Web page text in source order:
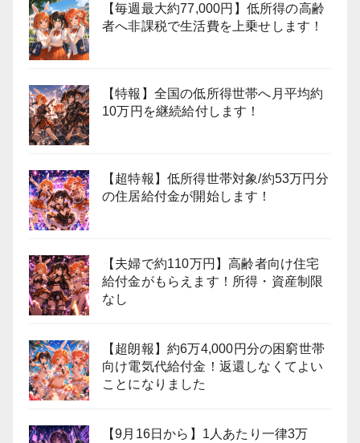
【毎週最大約77,000円】低所得の高齢
者へ非課税で生活費を上乗せします！
【特報】全国の低所得世帯へ月平均約
10万円を継続給付します！
【超特報】低所得世帯対象/約53万円分
の住居給付金が開始します！
【夫婦で約110万円】高齢者向け住宅
給付金がもらえます！所得・資産制限
なし
【超朗報】約6万4,000円分の困窮世帯
向け電気代給付金！返還しなくてよい
ことになりました
【9月16日から】1人あたり一律3万